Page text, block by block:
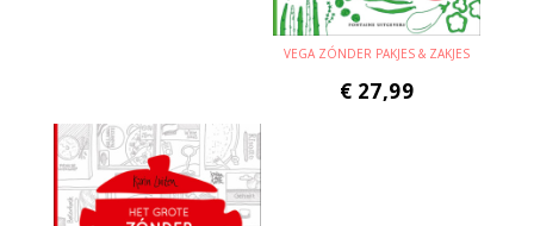
VEGA ZÓNDER PAKJES & ZAKJES
€ 27,99